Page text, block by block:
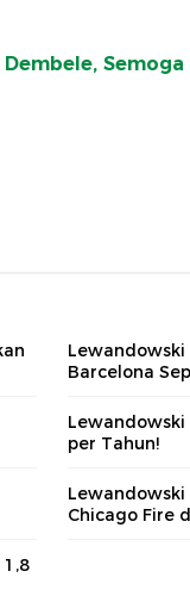
Semoga
Barcelona
Lewandowski
per Tahun!
Chicago Fire